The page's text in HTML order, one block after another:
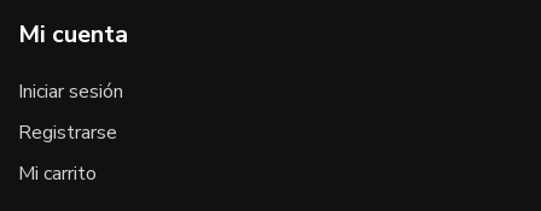
Mi cuenta
Iniciar sesión
Registrarse
Mi carrito